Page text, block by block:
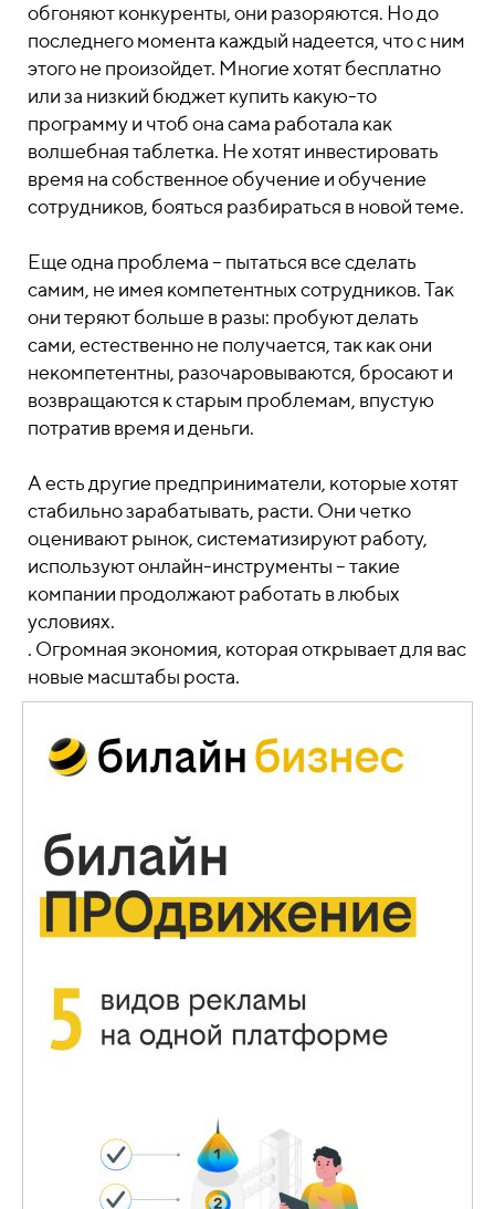
обгоняют конкуренты, они разоряются. Но до
последнего момента каждый надеется, что с ним
этого не произойдет. Многие хотят бесплатно
или за низкий бюджет купить какую-то
программу и чтоб она сама работала как
волшебная таблетка. Не хотят инвестировать
время на собственное обучение и обучение
сотрудников, бояться разбираться в новой теме.
Еще одна проблема – пытаться все сделать
самим, не имея компетентных сотрудников. Так
они теряют больше в разы: пробуют делать
сами, естественно не получается, так как они
некомпетентны, разочаровываются, бросают и
возвращаются к старым проблемам, впустую
потратив время и деньги.
А есть другие предприниматели, которые хотят
стабильно зарабатывать, расти. Они четко
оценивают рынок, систематизируют работу,
используют онлайн-инструменты – такие
компании продолжают работать в любых
условиях.
. Огромная экономия, которая открывает для вас
новые масштабы роста.